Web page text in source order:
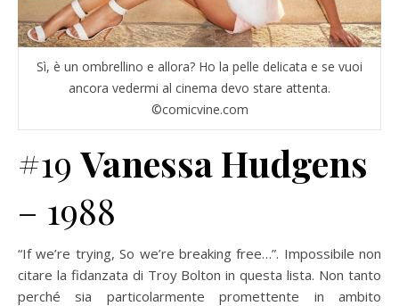
Sì, è un ombrellino e allora? Ho la pelle delicata e se vuoi
ancora vedermi al cinema devo stare attenta.
©comicvine.com
#19Vanessa Hudgens
– 1988
“If we’re trying, So we’re breaking free…”. Impossibile non
citare la fidanzata di Troy Bolton in questa lista. Non tanto
perché sia particolarmente promettente in ambito